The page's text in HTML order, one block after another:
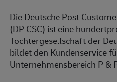
Die Deutsche Post
(DP CSC) ist eine
Tochtergesellschaft der
bildet den Kundenservice
Unternehmensbereich P &